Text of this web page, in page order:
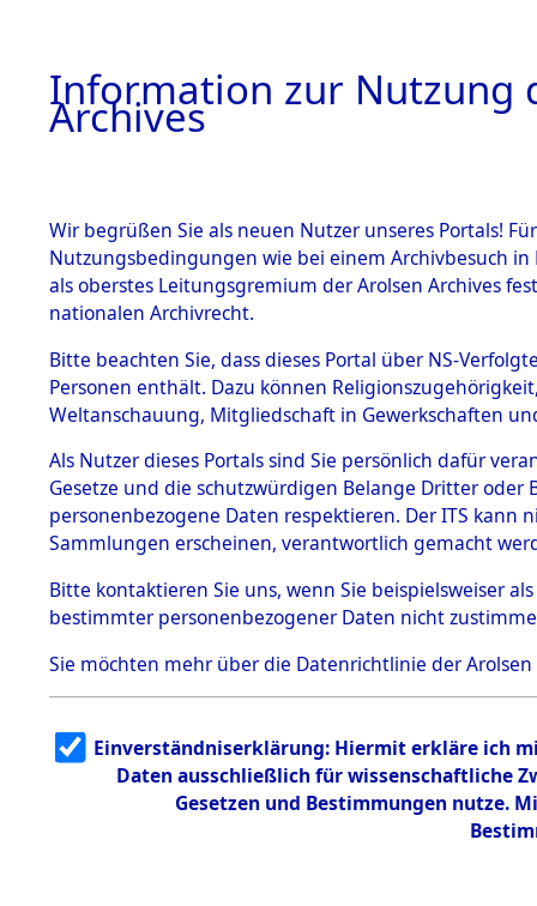
BESTÄNDE
1.
Inhaftierungsdoku
mente
1.2.9 Beim ITS
Effekten
1.2.9.1
Effekten aus
dem KZ
Dachau
1.2.9.2
Effekten aus
dem KZ
Bayerisches
1.2.9.3
Effekten aus
dem KZ
Neuengamm
0005
Einen Kommentar
Information zur Nutzung
Archives
Wir begrüßen Sie als neuen Nutzer unseres Portals!
Nutzungsbedingungen wie bei einem Archivbesuch
als oberstes Leitungsgremium der Arolsen Archives
nationalen Archivrecht.
Bitte beachten Sie, dass dieses Portal über NS-
Personen enthält. Dazu können
Weltanschauung, Mitgliedschaft in Gewerkschaften
Als Nutzer dieses Portals sind Sie persönlich dafür
Gesetze und die schutzwürdigen Belange Dritter
personenbezogene Daten respektieren. Der ITS
Sammlungen erscheinen, verantwortlich gemacht
Bitte kontaktieren Sie uns, wenn Sie beispielsweiser
bestimmter personenbezogener Daten nicht
Sie möchten mehr über die Datenrichtlinie der Arolsen
Einverständniserklärung: Hiermit erkläre ich
Daten ausschließlich für wissenschaftliche
Gesetzen und Bestimmungen nutze.